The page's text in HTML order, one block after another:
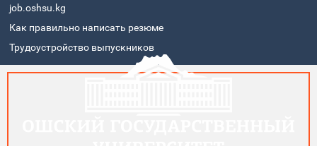
job.oshsu.kg
Как правильно написать резюме
Трудоустройство выпускников